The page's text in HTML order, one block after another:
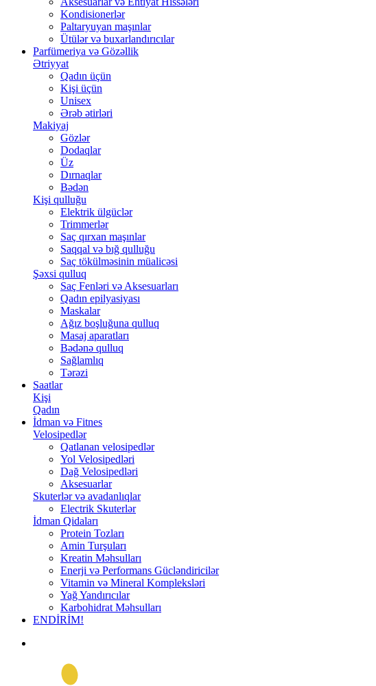
Kondisionerlər
Paltaryuyan maşınlar
Ütülər və buxarlandırıcılar
Parfümeriya və Gözəllik
Ətriyyat
Qadın üçün
Kişi üçün
Unisex
Ərəb ətirləri
Makiyaj
Gözlər
Dodaqlar
Üz
Dırnaqlar
Bədən
Kişi qulluğu
Elektrik ülgüclər
Trimmerlər
Saç qırxan maşınlar
Saqqal və bığ qulluğu
Saç tökülməsinin müalicəsi
Şəxsi qulluq
Saç Fenləri və Aksesuarları
Qadın epilyasiyası
Maskalar
Ağız boşluğuna qulluq
Masaj aparatları
Bədənə qulluq
Sağlamlıq
Tərəzi
Saatlar
Kişi
Qadın
İdman və Fitnes
Velosipedlər
Qatlanan velosipedlər
Yol Velosipedləri
Dağ Velosipedləri
Aksesuarlar
Skuterlər və avadanlıqlar
Electrik Skuterlər
İdman Qidaları
Protein Tozları
Amin Turşuları
Kreatin Məhsulları
Enerji və Performans Gücləndiricilər
Vitamin və Mineral Kompleksləri
Yağ Yandırıcılar
Karbohidrat Məhsulları
ENDİRİM!